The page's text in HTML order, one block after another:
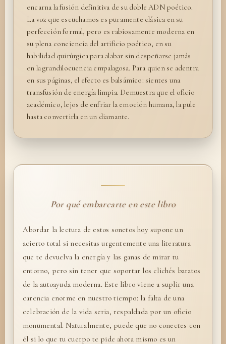
encarna la fusión definitiva de su doble ADN poético.
La voz que escuchamos es puramente clásica en su
perfección formal, pero es rabiosamente moderna en
su plena conciencia del artificio poético, en su
habilidad quirúrgica para alabar sin despeñarse jamás
en la grandilocuencia empalagosa. Para quien se adentra
en sus páginas, el efecto es balsámico: sientes una
transfusión de energía limpia. Demuestra que el oficio
académico, lejos de enfriar la emoción humana, la pule
hasta convertirla en un diamante.
Por qué embarcarte en este libro
Abordar la lectura de estos sonetos hoy supone un
acierto total si necesitas urgentemente una literatura
que te devuelva la energía y las ganas de mirar tu
entorno, pero sin tener que soportar los clichés baratos
de la autoayuda moderna. Este libro viene a suplir una
carencia enorme en nuestro tiempo: la falta de una
celebración de la vida seria, respaldada por un oficio
monumental. Naturalmente, puede que no conectes con
él si lo que tu cuerpo te pide ahora mismo es un